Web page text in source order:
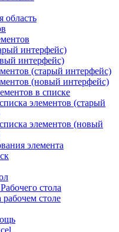
область
интерфейс)
интерфейс)
(старый интерфейс)
(новый интерфейс)
в списке
элементов (старый
элементов (новый
элемента
стола
столе